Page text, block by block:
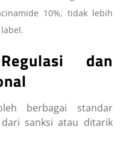
10%, tidak lebih
dan
berbagai standar
sanksi atau ditarik